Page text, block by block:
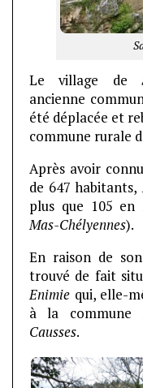
Le village de
ancienne
été déplacée et
commune rurale
Après avoir
de 647 habitants,
plus que 105
Mas-Chélyennes).
En raison de
trouvé de fait
Enimie qui, elle-
à la commune
Causses.